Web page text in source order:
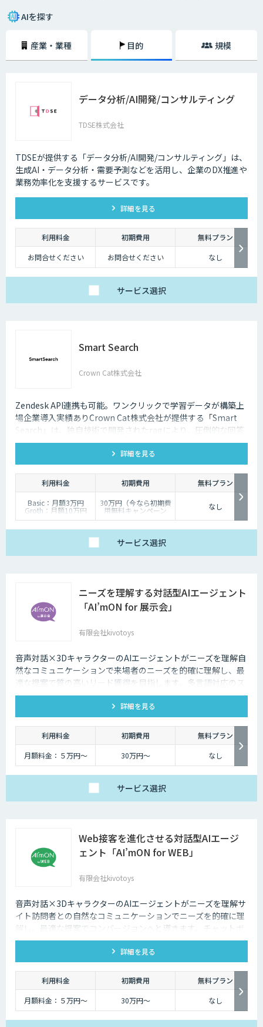
大きな理由の一つです。顧客の時間の都合に合わせて問い合わせができる
ようになることで、カスタマーサポートが向上します。その結果顧客が知
た、AIによる自然なコミュニケーションを図ることで、顧客との関係性を
可能にする機能も重要です。専門スキルを持ったオペレーターがチャット
による対応を行うとともに、その中で得られたナレッジを蓄積していくこ
とで、運用開始後の回答精度の維持と向上につながります。AIと専門家と
の連携が、自動回答率を高めるサイクルを回します。また、蓄積されたナ
対する回答候補をオペレーターに提示するサービスにも活用することが可
能です。回答内容の候補や関連する資料を瞬時に画面に表示できるように
なった結果、回答にかかる時間の短縮でき、顧客からの電話のつながりや
すさが改善されるのです。
AIを探す
産業・業種 目的 規模
データ分析/AI開発/コンサルティング
TDSE株式会社
TDSEが提供する「データ分析/AI開発/コンサルティング」は、
生成AI・データ分析・需要予測などを活用し、企業のDX推進や
業務効率化を支援するサービスです。
詳細を見る
利用料金 初期費用
無料プラン
お問合せください
お問合せください なし
サービス選択
Smart Search
Crown Cat株式会社
Zendesk API連携も可能。ワンクリックで学習データが構築上
場企業導入実績ありCrown Cat株式会社が提供する「Smart
Search」は、独自技術で開発されたragにより、圧倒的な回答
精度を誇るAIチャットボットです。また回答精度が悪い時は管
理画面から簡単にご自身でチューニングができる、簡単でかつ
高精度な特徴があります。
詳細を見る
利用料金 初期費用
無料プラン
Basic：月額3万円
Groth：月額10万円
Enterprise：月額20万
30万円（今なら初期費
用無料キャンペーン
中）
なし
サービス選択
ニーズを理解する対話型AIエージェント
「AI’mON for 展示会」
有限会社kivotoys
音声対話×3DキャラクターのAIエージェントがニーズを理解自
然なコミュニケーションで来場者のニーズを的確に理解し、最
適な提案で質の高いリード獲得を目指します。多言語対応のス
タッフとして、人件費削減も実現。対話記録の取得・分析で展
示会後の追客も確実な成果へ。詳細を見る
利用料金 初期費用
無料プラン
月額料金：５万円〜
30万円〜 なし
サービス選択
Web接客を進化させる対話型AIエージ
ェント「AI’mON for WEB」
有限会社kivotoys
音声対話×3DキャラクターのAIエージェントがニーズを理解サ
イト訪問者との自然なコミュニケーションでニーズを的確に理
解し、最適な提案でコンバージョンへと導きます。チャットボ
ットを超えた最強のデジタル営業、デジタル広報担当です。
詳細を見る
利用料金 初期費用
無料プラン
月額料金：５万円〜
30万円〜 なし